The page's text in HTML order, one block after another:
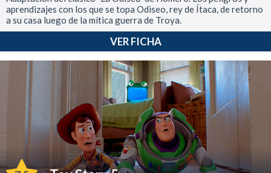
aprendizajes con los que se topa Odiseo, rey de Ítaca, de retorno
a su casa luego de la mítica guerra de Troya.
VER FICHA